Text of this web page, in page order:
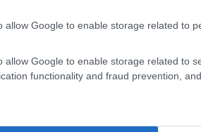
allow Google to enable storage related to
allow Google to enable storage related to
functionality and fraud prevention,